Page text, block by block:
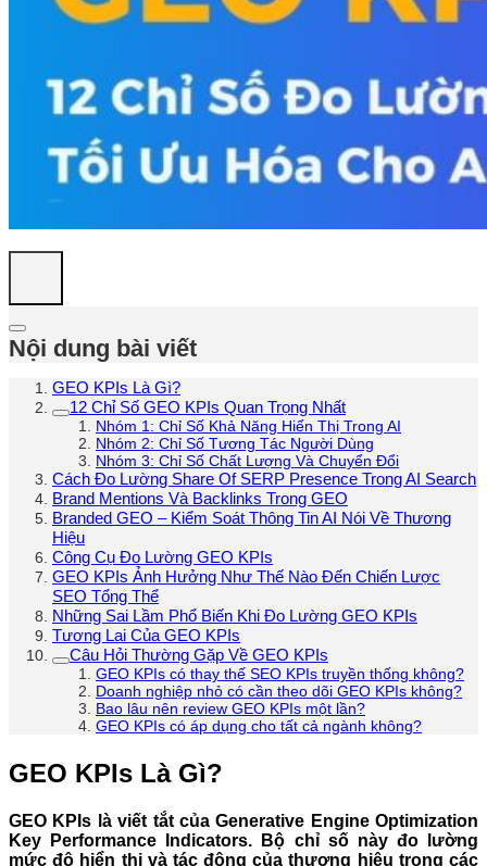
Nội dung bài viết
GEO KPIs Là Gì?
12 Chỉ Số GEO KPIs Quan Trọng Nhất
Nhóm 1: Chỉ Số Khả Năng Hiển Thị Trong AI
Nhóm 2: Chỉ Số Tương Tác Người Dùng
Nhóm 3: Chỉ Số Chất Lượng Và Chuyển Đổi
Cách Đo Lường Share Of SERP Presence Trong AI Search
Brand Mentions Và Backlinks Trong GEO
Branded GEO – Kiểm Soát Thông Tin AI Nói Về Thương
Hiệu
Công Cụ Đo Lường GEO KPIs
GEO KPIs Ảnh Hưởng Như Thế Nào Đến Chiến Lược
SEO Tổng Thể
Những Sai Lầm Phổ Biến Khi Đo Lường GEO KPIs
Tương Lai Của GEO KPIs
Câu Hỏi Thường Gặp Về GEO KPIs
GEO KPIs có thay thế SEO KPIs truyền thống không?
Doanh nghiệp nhỏ có cần theo dõi GEO KPIs không?
Bao lâu nên review GEO KPIs một lần?
GEO KPIs có áp dụng cho tất cả ngành không?
GEO KPIs Là Gì?
GEO KPIs là viết tắt của Generative Engine Optimization
Key Performance Indicators. Bộ chỉ số này đo lường
mức độ hiển thị và tác động của thương hiệu trong các